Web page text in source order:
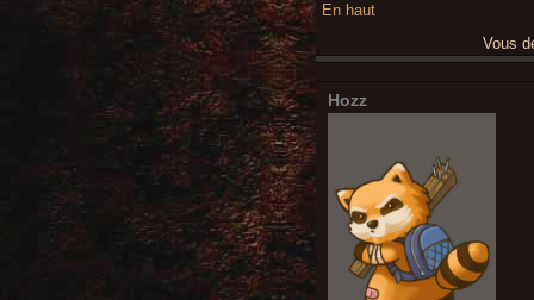
En haut
Vous
Hozz